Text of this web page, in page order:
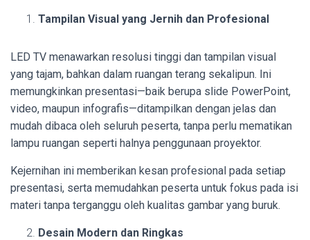
Tampilan Visual yang Jernih dan Profesional
LED TV menawarkan resolusi tinggi dan tampilan visual
yang tajam, bahkan dalam ruangan terang sekalipun. Ini
memungkinkan presentasi—baik berupa slide PowerPoint,
video, maupun infografis—ditampilkan dengan jelas dan
mudah dibaca oleh seluruh peserta, tanpa perlu mematikan
lampu ruangan seperti halnya penggunaan proyektor.
Kejernihan ini memberikan kesan profesional pada setiap
presentasi, serta memudahkan peserta untuk fokus pada isi
materi tanpa terganggu oleh kualitas gambar yang buruk.
Desain Modern dan Ringkas